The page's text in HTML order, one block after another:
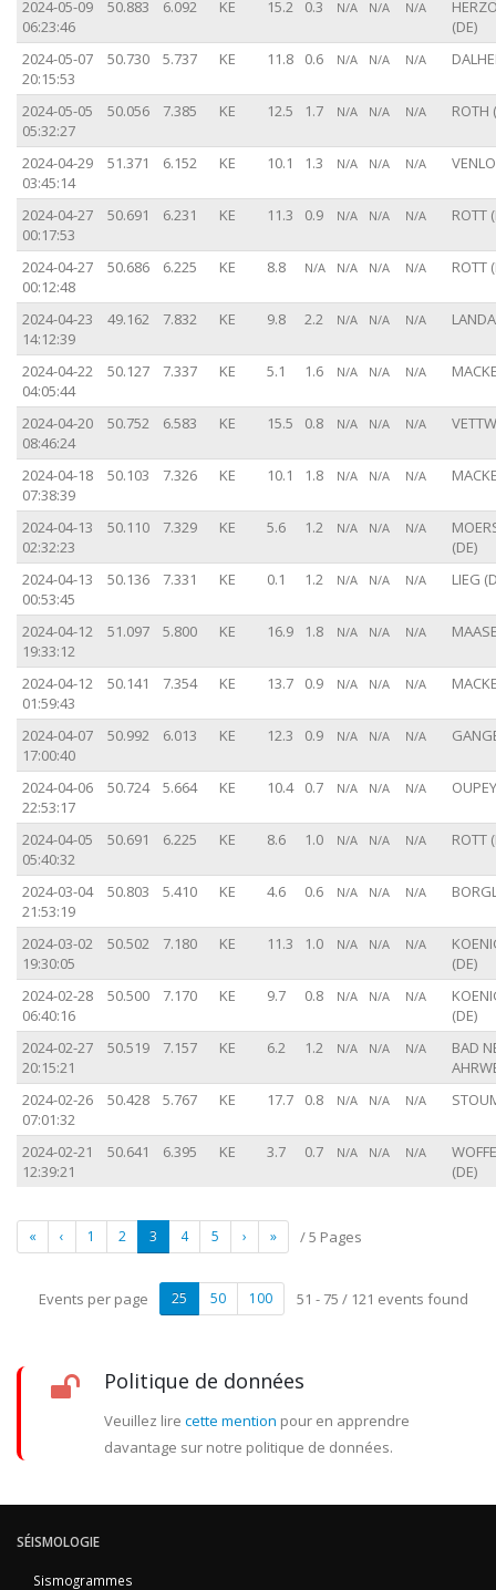
2024-05-09
06:23:46
50.883 6.092 KE 15.2 0.3 N/A N/A N/A
(DE)
2024-05-07
20:15:53
50.730 5.737 KE 11.8 0.6 N/A N/A N/A
2024-05-05
05:32:27
50.056 7.385 KE 12.5 1.7 N/A N/A N/A ROTH
2024-04-29
03:45:14
51.371 6.152 KE 10.1 1.3 N/A N/A N/A
2024-04-27
00:17:53
50.691 6.231 KE 11.3 0.9 N/A N/A N/A ROTT
2024-04-27
00:12:48
50.686 6.225 KE 8.8 N/A N/A N/A N/A ROTT
2024-04-23
14:12:39
49.162 7.832 KE 9.8 2.2 N/A N/A N/A
2024-04-22
04:05:44
50.127 7.337 KE 5.1 1.6 N/A N/A N/A
2024-04-20
08:46:24
50.752 6.583 KE 15.5 0.8 N/A N/A N/A
2024-04-18
07:38:39
50.103 7.326 KE 10.1 1.8 N/A N/A N/A
2024-04-13
02:32:23
50.110 7.329 KE 5.6 1.2 N/A N/A N/A
(DE)
2024-04-13
00:53:45
50.136 7.331 KE 0.1 1.2 N/A N/A N/A LIEG
2024-04-12
19:33:12
51.097 5.800 KE 16.9 1.8 N/A N/A N/A
2024-04-12
01:59:43
50.141 7.354 KE 13.7 0.9 N/A N/A N/A
2024-04-07
17:00:40
50.992 6.013 KE 12.3 0.9 N/A N/A N/A
2024-04-06
22:53:17
50.724 5.664 KE 10.4 0.7 N/A N/A N/A
2024-04-05
05:40:32
50.691 6.225 KE 8.6 1.0 N/A N/A N/A ROTT
2024-03-04
21:53:19
50.803 5.410 KE 4.6 0.6 N/A N/A N/A
2024-03-02
19:30:05
50.502 7.180 KE 11.3 1.0 N/A N/A N/A
(DE)
2024-02-28
06:40:16
50.500 7.170 KE 9.7 0.8 N/A N/A N/A
(DE)
2024-02-27
20:15:21
50.519 7.157 KE 6.2 1.2 N/A N/A N/A
BAD
2024-02-26
07:01:32
50.428 5.767 KE 17.7 0.8 N/A N/A N/A
2024-02-21
12:39:21
50.641 6.395 KE 3.7 0.7 N/A N/A N/A
(DE)
« ‹ 1 2 3 4 5 › » / 5 Pages
25 50 100
Events per page 51 - 75 / 121 events found
Politique de données
Veuillez lire cette mention pour en apprendre
davantage sur notre politique de données.
SÉISMOLOGIE
Sismogrammes